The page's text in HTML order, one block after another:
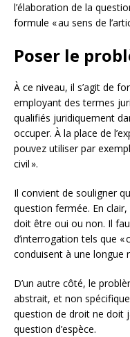
l’élaboration de la
formule « au sens de
Poser le
À ce niveau, il s’agit de
employant des termes
qualifiés juridiquement
occuper. À la place de
pouvez utiliser par
civil ».
Il convient de souligner
question fermée. En
doit être oui ou non. Il
d’interrogation tels que «
conduisent à une longue
D’un autre côté, le
abstrait, et non
question de droit ne doit
question d’espèce.